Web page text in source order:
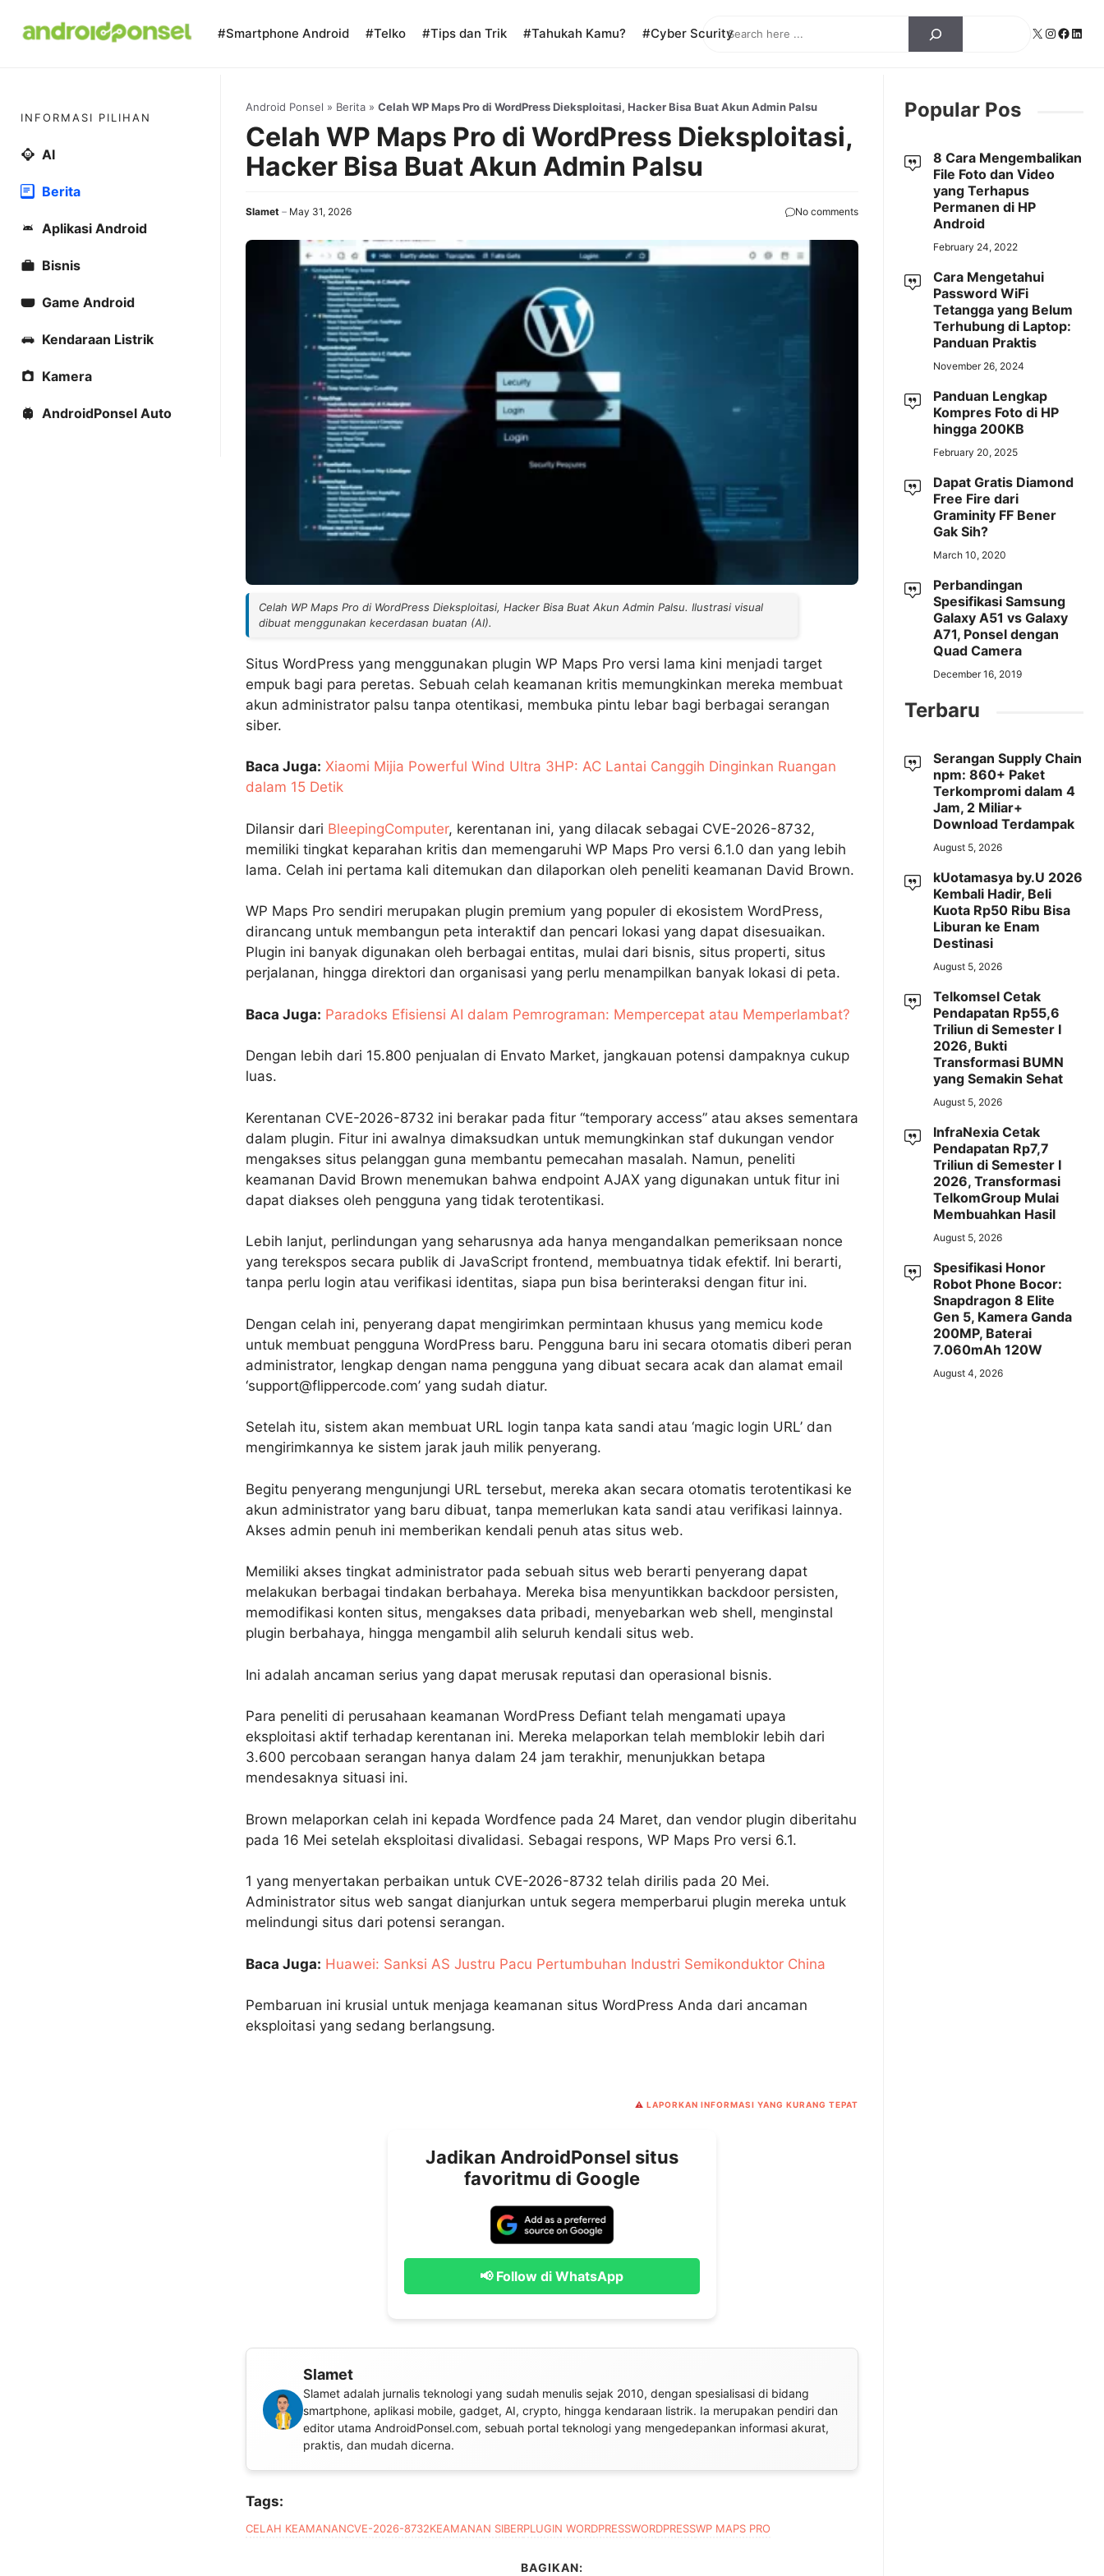
Search X Instagram
#Smartphone Android #Telko #Tips dan Trik #Tahukah Kamu? #Cyber Scurity
Android Ponsel » Berita» Celah WP Maps Pro di WordPress Dieksploitasi, Hacker Bisa Buat Akun Admin Palsu
Celah WP Maps Pro di WordPress Dieksploitasi,
Hacker Bisa Buat Akun Admin Palsu
Slamet May 31, 2026 No comments
Celah WP Maps Pro di WordPress Dieksploitasi, Hacker Bisa Buat Akun Admin Palsu. Ilustrasi visual
dibuat menggunakan kecerdasan buatan (AI).
Situs WordPress yang menggunakan plugin WP Maps Pro versi lama kini menjadi target
empuk bagi para peretas. Sebuah celah keamanan kritis memungkinkan mereka membuat
akun administrator palsu tanpa otentikasi, membuka pintu lebar bagi berbagai serangan
siber.
Baca Juga: Xiaomi Mijia Powerful Wind Ultra 3HP: AC Lantai Canggih Dinginkan Ruangan
dalam 15 Detik
Dilansir dari BleepingComputer, kerentanan ini, yang dilacak sebagai CVE-2026-8732,
memiliki tingkat keparahan kritis dan memengaruhi WP Maps Pro versi 6.1.0 dan yang lebih
lama. Celah ini pertama kali ditemukan dan dilaporkan oleh peneliti keamanan David Brown.
WP Maps Pro sendiri merupakan plugin premium yang populer di ekosistem WordPress,
dirancang untuk membangun peta interaktif dan pencari lokasi yang dapat disesuaikan.
Plugin ini banyak digunakan oleh berbagai entitas, mulai dari bisnis, situs properti, situs
perjalanan, hingga direktori dan organisasi yang perlu menampilkan banyak lokasi di peta.
Baca Juga: Paradoks Efisiensi AI dalam Pemrograman: Mempercepat atau Memperlambat?
Dengan lebih dari 15.800 penjualan di Envato Market, jangkauan potensi dampaknya cukup
luas.
Kerentanan CVE-2026-8732 ini berakar pada fitur “temporary access” atau akses sementara
dalam plugin. Fitur ini awalnya dimaksudkan untuk memungkinkan staf dukungan vendor
mengakses situs pelanggan guna membantu pemecahan masalah. Namun, peneliti
keamanan David Brown menemukan bahwa endpoint AJAX yang digunakan untuk fitur ini
dapat diakses oleh pengguna yang tidak terotentikasi.
Lebih lanjut, perlindungan yang seharusnya ada hanya mengandalkan pemeriksaan nonce
yang terekspos secara publik di JavaScript frontend, membuatnya tidak efektif. Ini berarti,
tanpa perlu login atau verifikasi identitas, siapa pun bisa berinteraksi dengan fitur ini.
Dengan celah ini, penyerang dapat mengirimkan permintaan khusus yang memicu kode
untuk membuat pengguna WordPress baru. Pengguna baru ini secara otomatis diberi peran
administrator, lengkap dengan nama pengguna yang dibuat secara acak dan alamat email
‘support@flippercode.com’ yang sudah diatur.
Setelah itu, sistem akan membuat URL login tanpa kata sandi atau ‘magic login URL’ dan
mengirimkannya ke sistem jarak jauh milik penyerang.
Begitu penyerang mengunjungi URL tersebut, mereka akan secara otomatis terotentikasi ke
akun administrator yang baru dibuat, tanpa memerlukan kata sandi atau verifikasi lainnya.
Akses admin penuh ini memberikan kendali penuh atas situs web.
Memiliki akses tingkat administrator pada sebuah situs web berarti penyerang dapat
melakukan berbagai tindakan berbahaya. Mereka bisa menyuntikkan backdoor persisten,
memodifikasi konten situs, mengakses data pribadi, menyebarkan web shell, menginstal
plugin berbahaya, hingga mengambil alih seluruh kendali situs web.
Ini adalah ancaman serius yang dapat merusak reputasi dan operasional bisnis.
Para peneliti di perusahaan keamanan WordPress Defiant telah mengamati upaya
eksploitasi aktif terhadap kerentanan ini. Mereka melaporkan telah memblokir lebih dari
3.600 percobaan serangan hanya dalam 24 jam terakhir, menunjukkan betapa
mendesaknya situasi ini.
Brown melaporkan celah ini kepada Wordfence pada 24 Maret, dan vendor plugin diberitahu
pada 16 Mei setelah eksploitasi divalidasi. Sebagai respons, WP Maps Pro versi 6.1.
1 yang menyertakan perbaikan untuk CVE-2026-8732 telah dirilis pada 20 Mei.
Administrator situs web sangat dianjurkan untuk segera memperbarui plugin mereka untuk
melindungi situs dari potensi serangan.
Baca Juga: Huawei: Sanksi AS Justru Pacu Pertumbuhan Industri Semikonduktor China
Pembaruan ini krusial untuk menjaga keamanan situs WordPress Anda dari ancaman
eksploitasi yang sedang berlangsung.
⚠️ LAPORKAN INFORMASI YANG KURANG TEPAT
Jadikan AndroidPonsel situs
favoritmu di Google
📢 Follow di WhatsApp
Slamet
Slamet adalah jurnalis teknologi yang sudah menulis sejak 2010, dengan spesialisasi di bidang
smartphone, aplikasi mobile, gadget, AI, crypto, hingga kendaraan listrik. Ia merupakan pendiri dan
editor utama AndroidPonsel.com, sebuah portal teknologi yang mengedepankan informasi akurat,
praktis, dan mudah dicerna.
Tags:
CELAH KEAMANANCVE-2026-8732KEAMANAN SIBERPLUGIN WORDPRESSWORDPRESSWP MAPS PRO
BAGIKAN:
INFORMASI PILIHAN
AI
Berita
Aplikasi Android
Bisnis
Game Android
Kendaraan Listrik
Kamera
AndroidPonsel Auto
Popular Pos
8 Cara Mengembalikan
File Foto dan Video
yang Terhapus
Permanen di HP
Android
February 24, 2022
Cara Mengetahui
Password WiFi
Tetangga yang Belum
Terhubung di Laptop:
Panduan Praktis
November 26, 2024
Panduan Lengkap
Kompres Foto di HP
hingga 200KB
February 20, 2025
Dapat Gratis Diamond
Free Fire dari
Graminity FF Bener
Gak Sih?
March 10, 2020
Perbandingan
Spesifikasi Samsung
Galaxy A51 vs Galaxy
A71, Ponsel dengan
Quad Camera
December 16, 2019
Terbaru
Serangan Supply Chain
npm: 860+ Paket
Terkompromi dalam 4
Jam, 2 Miliar+
Download Terdampak
August 5, 2026
kUotamasya by.U 2026
Kembali Hadir, Beli
Kuota Rp50 Ribu Bisa
Liburan ke Enam
Destinasi
August 5, 2026
Telkomsel Cetak
Pendapatan Rp55,6
Triliun di Semester I
2026, Bukti
Transformasi BUMN
yang Semakin Sehat
August 5, 2026
InfraNexia Cetak
Pendapatan Rp7,7
Triliun di Semester I
2026, Transformasi
TelkomGroup Mulai
Membuahkan Hasil
August 5, 2026
Spesifikasi Honor
Robot Phone Bocor:
Snapdragon 8 Elite
Gen 5, Kamera Ganda
200MP, Baterai
7.060mAh 120W
August 4, 2026